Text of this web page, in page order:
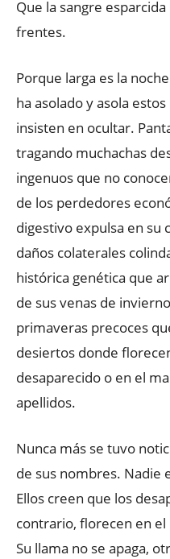
Que la sangre
frentes.
Porque larga es la
ha asolado y asola
insisten en ocultar.
tragando muchachas
ingenuos que no
de los perdedores
digestivo expulsa en su
daños colaterales
histórica genética que
de sus venas de
primaveras precoces
desiertos donde
desaparecido o en el
apellidos.
Nunca más se tuvo
de sus nombres. Nadie
Ellos creen que los
contrario, florecen en el
Su llama no se apaga,